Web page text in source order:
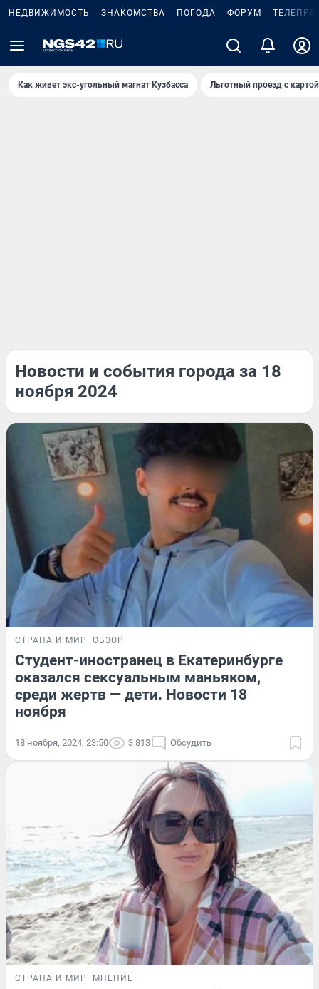
НЕДВИЖИМОСТЬ ЗНАКОМСТВА ПОГОДА ФОРУМ
Как живет экс-угольный магнат Кузбасса Льготный проезд с
Новости и события города за 18
ноября 2024
СТРАНА И МИР ОБЗОР
Студент-иностранец в Екатеринбурге
оказался сексуальным маньяком,
среди жертв — дети. Новости 18
ноября
18 ноября, 2024, 23:50 3 813 Обсудить
СТРАНА И МИР МНЕНИЕ